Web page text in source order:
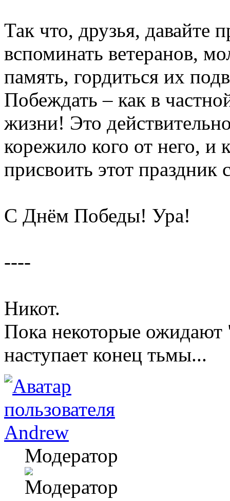
Так что, друзья, давайте
вспоминать ветеранов,
память, гордиться их
Побеждать – как в
жизни! Это
корежило кого от него, и
присвоить этот праздник
С Днём Победы! Ура!
----
Никот.
Пока некоторые ожидают
наступает конец тьмы...
Andrew
Модератор